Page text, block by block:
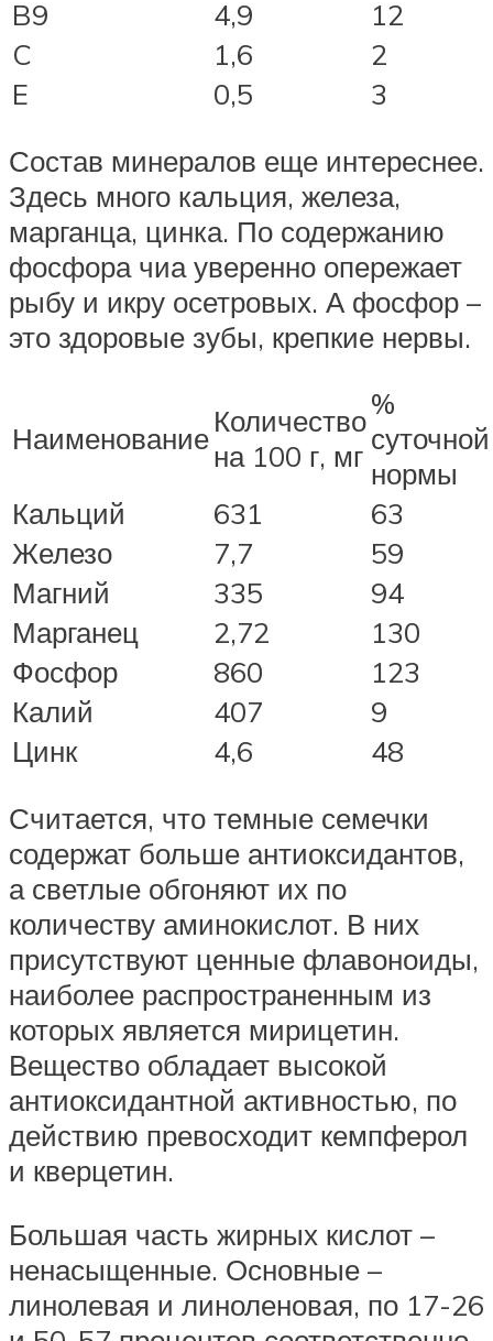
B9
4,9
12
C
1,6
2
E
0,5
3
Состав минералов еще интереснее.
Здесь много кальция, железа,
марганца, цинка. По содержанию
фосфора чиа уверенно опережает
рыбу и икру осетровых. А фосфор –
это здоровые зубы, крепкие нервы.
НаименованиеКоличество
на 100 г, мг
%
суточной
нормы
Кальций
631
63
Железо
7,7
59
Магний
335
94
Марганец
2,72
130
Фосфор
860
123
Калий
407
9
Цинк
4,6
48
Считается, что темные семечки
содержат больше антиоксидантов,
а светлые обгоняют их по
количеству аминокислот. В них
присутствуют ценные флавоноиды,
наиболее распространенным из
которых является мирицетин.
Вещество обладает высокой
антиоксидантной активностью, по
действию превосходит кемпферол
и кверцетин.
Большая часть жирных кислот –
ненасыщенные. Основные –
линолевая и линоленовая, по 17-26